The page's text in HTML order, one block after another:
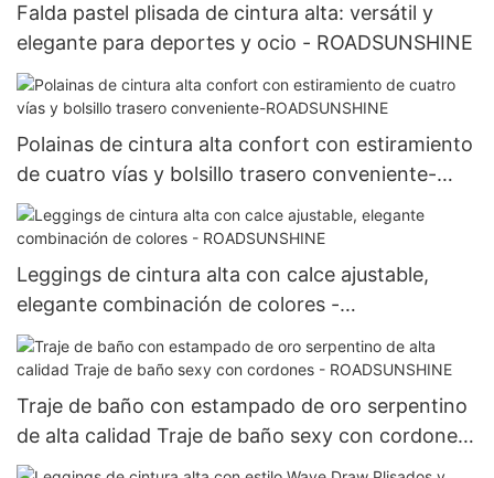
Falda pastel plisada de cintura alta: versátil y
elegante para deportes y ocio - ROADSUNSHINE
Polainas de cintura alta confort con estiramiento
de cuatro vías y bolsillo trasero conveniente-
ROADSUNSHINE
Leggings de cintura alta con calce ajustable,
elegante combinación de colores -
ROADSUNSHINE
Traje de baño con estampado de oro serpentino
de alta calidad Traje de baño sexy con cordones
- ROADSUNSHINE